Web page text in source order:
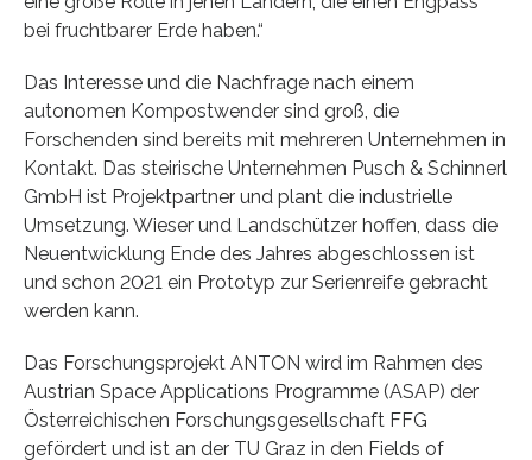
bei fruchtbarer Erde haben.“
Das Interesse und die Nachfrage nach einem
autonomen Kompostwender sind groß, die
Forschenden sind bereits mit mehreren Unternehmen in
Kontakt. Das steirische Unternehmen Pusch & Schinnerl
GmbH ist Projektpartner und plant die industrielle
Umsetzung. Wieser und Landschützer hoffen, dass die
Neuentwicklung Ende des Jahres abgeschlossen ist
und schon 2021 ein Prototyp zur Serienreife gebracht
werden kann.
Das Forschungsprojekt ANTON wird im Rahmen des
Austrian Space Applications Programme (ASAP) der
Österreichischen Forschungsgesellschaft FFG
gefördert und ist an der TU Graz in den Fields of